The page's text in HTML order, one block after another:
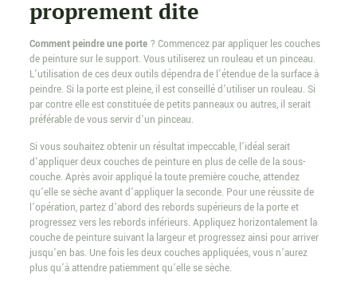
proprement dite
Comment peindre une porte ? Commencez par appliquer les couches
de peinture sur le support. Vous utiliserez un rouleau et un pinceau.
L’utilisation de ces deux outils dépendra de l’étendue de la surface à
peindre. Si la porte est pleine, il est conseillé d’utiliser un rouleau. Si
par contre elle est constituée de petits panneaux ou autres, il serait
préférable de vous servir d’un pinceau.
Si vous souhaitez obtenir un résultat impeccable, l’idéal serait
d’appliquer deux couches de peinture en plus de celle de la sous-
couche. Après avoir appliqué la toute première couche, attendez
qu’elle se sèche avant d’appliquer la seconde. Pour une réussite de
l’opération, partez d’abord des rebords supérieurs de la porte et
progressez vers les rebords inférieurs. Appliquez horizontalement la
couche de peinture suivant la largeur et progressez ainsi pour arriver
jusqu’en bas. Une fois les deux couches appliquées, vous n’aurez
plus qu’à attendre patiemment qu’elle se sèche.